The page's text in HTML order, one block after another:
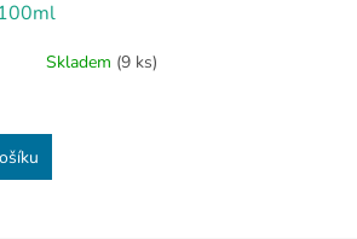
Skladem (9 ks)